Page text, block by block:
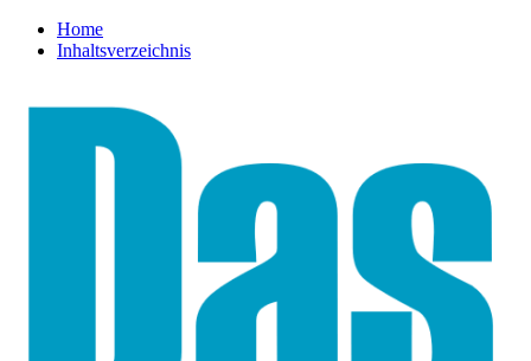
Home
Inhaltsverzeichnis